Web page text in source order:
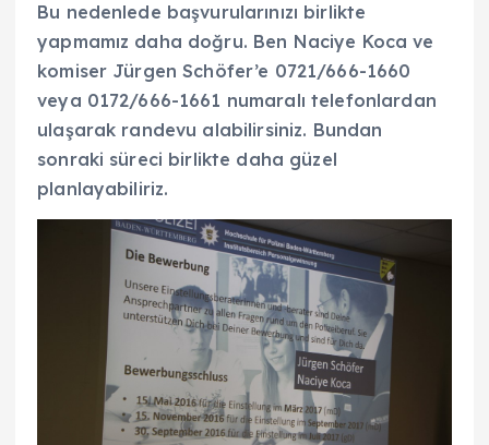
Bu nedenlede başvurularınızı birlikte
yapmamız daha doğru. Ben Naciye Koca ve
komiser Jürgen Schöfer’e 0721/666-1660
veya 0172/666-1661 numaralı telefonlardan
ulaşarak randevu alabilirsiniz. Bundan
sonraki süreci birlikte daha güzel
planlayabiliriz.